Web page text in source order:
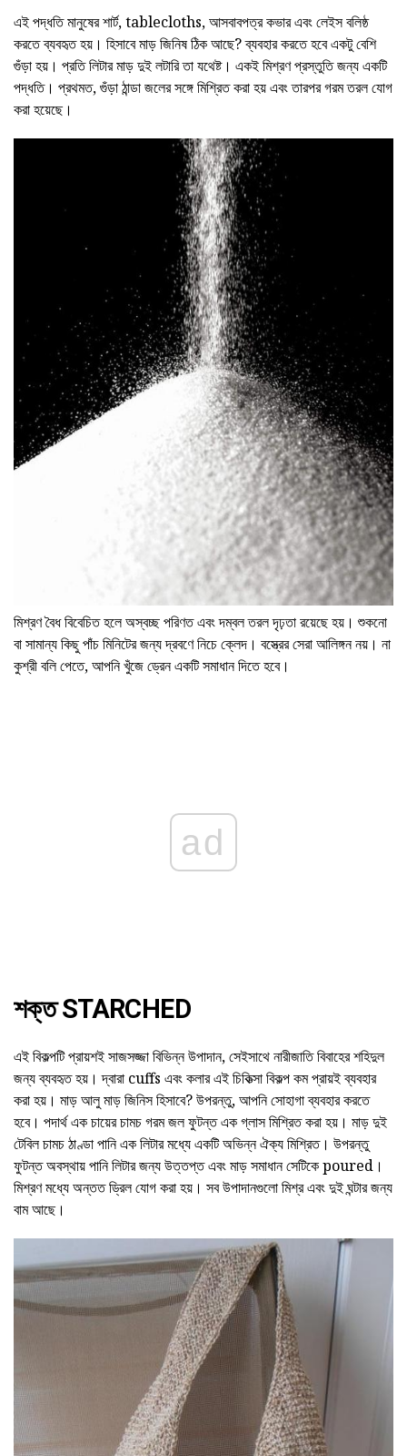
এই পদ্ধতি মানুষের শার্ট, tablecloths, আসবাবপত্র কভার এবং লেইস বলিষ্ঠ
করতে ব্যবহৃত হয়। হিসাবে মাড় জিনিষ ঠিক আছে? ব্যবহার করতে হবে একটু বেশি
গুঁড়া হয়। প্রতি লিটার মাড় দুই লটারি তা যথেষ্ট। একই মিশ্রণ প্রস্তুতি জন্য একটি
পদ্ধতি। প্রথমত, গুঁড়া ঠান্ডা জলের সঙ্গে মিশ্রিত করা হয় এবং তারপর গরম তরল যোগ
করা হয়েছে।
মিশ্রণ বৈধ বিবেচিত হলে অস্বচ্ছ পরিণত এবং দম্বল তরল দৃঢ়তা রয়েছে হয়। শুকনো
বা সামান্য কিছু পাঁচ মিনিটের জন্য দ্রবণে নিচে ক্লেদ। বস্ত্রের সেরা আলিঙ্গন নয়। না
কুশ্রী বলি পেতে, আপনি খুঁজে ড্রেন একটি সমাধান দিতে হবে।
ad
শক্ত STARCHED
এই বিকল্পটি প্রায়শই সাজসজ্জা বিভিন্ন উপাদান, সেইসাথে নারীজাতি বিবাহের শহিদুল
জন্য ব্যবহৃত হয়। দ্বারা cuffs এবং কলার এই চিকিত্সা বিকল্প কম প্রায়ই ব্যবহার
করা হয়। মাড় আলু মাড় জিনিস হিসাবে? উপরন্তু, আপনি সোহাগা ব্যবহার করতে
হবে। পদার্থ এক চায়ের চামচ গরম জল ফুটন্ত এক গ্লাস মিশ্রিত করা হয়। মাড় দুই
টেবিল চামচ ঠাণ্ডা পানি এক লিটার মধ্যে একটি অভিন্ন ঐক্য মিশ্রিত। উপরন্তু
ফুটন্ত অবস্থায় পানি লিটার জন্য উত্তপ্ত এবং মাড় সমাধান সেটিকে poured।
মিশ্রণ মধ্যে অন্তত ড্রিল যোগ করা হয়। সব উপাদানগুলো মিশ্র এবং দুই ঘন্টার জন্য
বাম আছে।